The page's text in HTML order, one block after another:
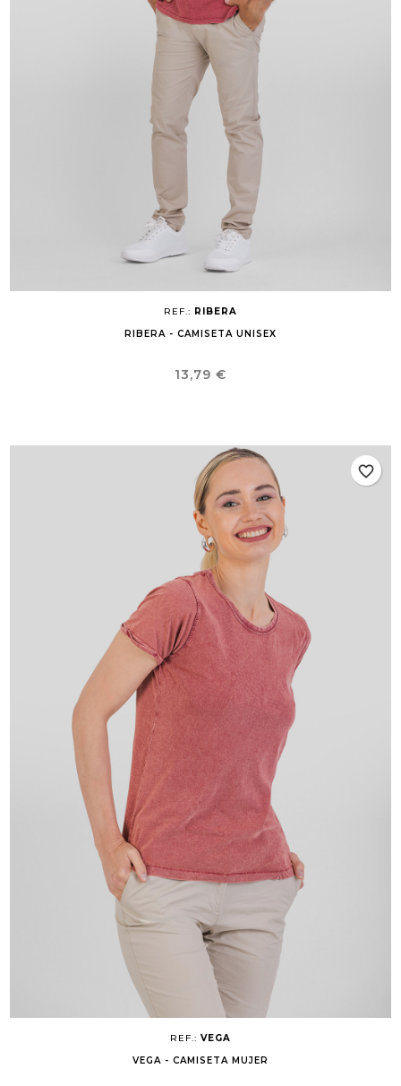
REF.: RIBERA
RIBERA - CAMISETA UNISEX
Precio
13,79 €
REF.: VEGA
VEGA - CAMISETA MUJER
favorite_border